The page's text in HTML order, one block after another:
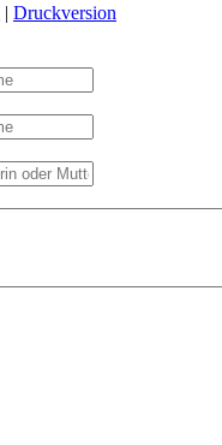
| Druckversion